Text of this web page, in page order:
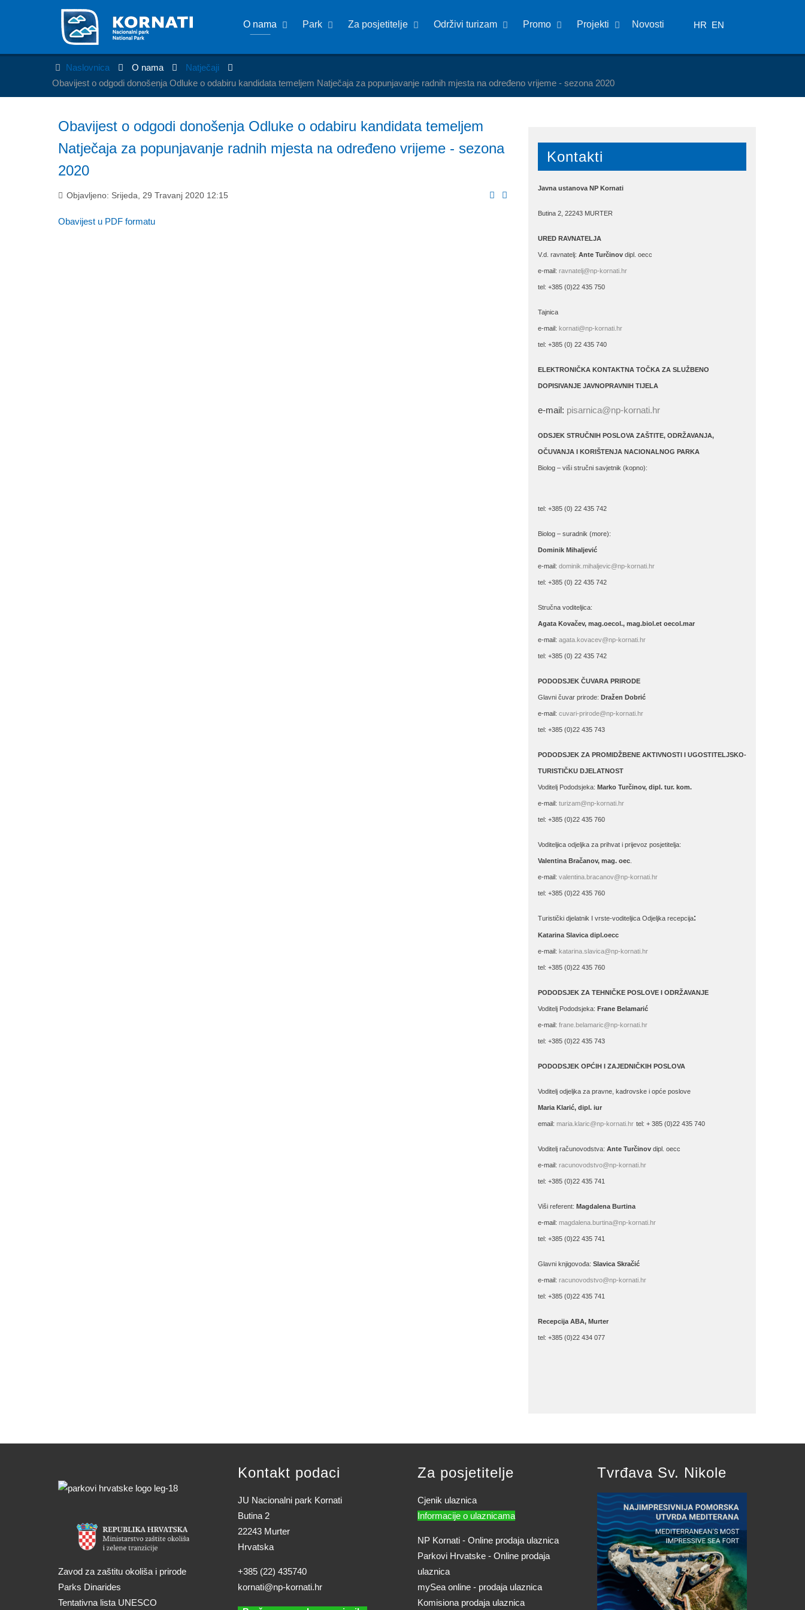
O nama Park Za posjetitelje Održivi turizam Promo Projekti Novosti HR EN
Naslovnica O nama
Natječaji
Obavijest o odgodi donošenja Odluke o odabiru kandidata temeljem Natječaja za popunjavanje radnih mjesta na određeno vrijeme - sezona 2020
Obavijest o odgodi donošenja Odluke o odabiru kandidata temeljem
Natječaja za popunjavanje radnih mjesta na određeno vrijeme - sezona
2020
Objavljeno: Srijeda, 29 Travanj 2020 12:15
Obavijest u PDF formatu
Kontakti
Javna ustanova NP Kornati
Butina 2, 22243 MURTER
URED RAVNATELJA
V.d. ravnatelj: Ante Turčinov dipl. oecc
e-mail: ravnatelj@np-kornati.hr
tel: +385 (0)22 435 750
Tajnica
e-mail: kornati@np-kornati.hr
tel: +385 (0) 22 435 740
ELEKTRONIČKA KONTAKTNA TOČKA ZA SLUŽBENO
DOPISIVANJE JAVNOPRAVNIH TIJELA
e-mail: pisarnica@np-kornati.hr
ODSJEK STRUČNIH POSLOVA ZAŠTITE, ODRŽAVANJA,
OČUVANJA I KORIŠTENJA NACIONALNOG PARKA
Biolog – viši stručni savjetnik (kopno):
tel: +385 (0) 22 435 742
Biolog – suradnik (more):
Dominik Mihaljević
e-mail: dominik.mihaljevic@np-kornati.hr
tel: +385 (0) 22 435 742
Stručna voditeljica:
Agata Kovačev, mag.oecol., mag.biol.et oecol.mar
e-mail: agata.kovacev@np-kornati.hr
tel: +385 (0) 22 435 742
PODODSJEK ČUVARA PRIRODE
Glavni čuvar prirode: Dražen Dobrić
e-mail: cuvari-prirode@np-kornati.hr
tel: +385 (0)22 435 743
PODODSJEK ZA PROMIDŽBENE AKTIVNOSTI I UGOSTITELJSKO-
TURISTIČKU DJELATNOST
Voditelj Pododsjeka: Marko Turčinov, dipl. tur. kom.
e-mail: turizam@np-kornati.hr
tel: +385 (0)22 435 760
Voditeljica odjeljka za prihvat i prijevoz posjetitelja:
Valentina Bračanov, mag. oec
e-mail: valentina.bracanov@np-kornati.hr
tel: +385 (0)22 435 760
Turistički djelatnik I vrste-voditeljica Odjeljka recepcija:
Katarina Slavica dipl.oecc
e-mail: katarina.slavica@np-kornati.hr
tel: +385 (0)22 435 760
PODODSJEK ZA TEHNIČKE POSLOVE I ODRŽAVANJE
Voditelj Pododsjeka: Frane Belamarić
e-mail: frane.belamaric@np-kornati.hr
tel: +385 (0)22 435 743
PODODSJEK OPĆIH I ZAJEDNIČKIH POSLOVA
Voditelj odjeljka za pravne, kadrovske i opće poslove
Maria Klarić, dipl. iur
email: maria.klaric@np-kornati.hr tel: + 385 (0)22 435 740
Voditelj računovodstva: Ante Turčinov dipl. oecc
e-mail: racunovodstvo@np-kornati.hr
tel: +385 (0)22 435 741
Viši referent: Magdalena Burtina
e-mail: magdalena.burtina@np-kornati.hr
tel: +385 (0)22 435 741
Glavni knjigovođa: Slavica Skračić
e-mail: racunovodstvo@np-kornati.hr
tel: +385 (0)22 435 741
Recepcija ABA, Murter
tel: +385 (0)22 434 077
Zavod za zaštitu okoliša i prirode
Parks Dinarides
Tentativna lista UNESCO
Kontakt podaci
JU Nacionalni park Kornati
Butina 2
22243 Murter
Hrvatska
+385 (22) 435740
kornati@np-kornati.hr
Za posjetitelje
Cjenik ulaznica
Informacije o ulaznicama
NP Kornati - Online prodaja ulaznica
Parkovi Hrvatske - Online prodaja
ulaznica
mySea online - prodaja ulaznica
Komisiona prodaja ulaznica
Tvrđava Sv. Nikole